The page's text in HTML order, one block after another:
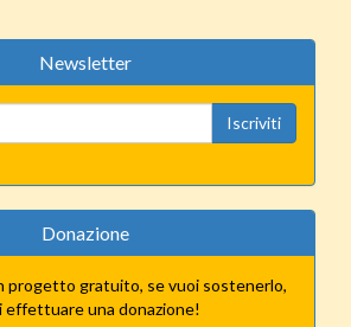
Newsletter
Iscriviti
Donazione
progetto gratuito, se vuoi sostenerlo,
effettuare una donazione!